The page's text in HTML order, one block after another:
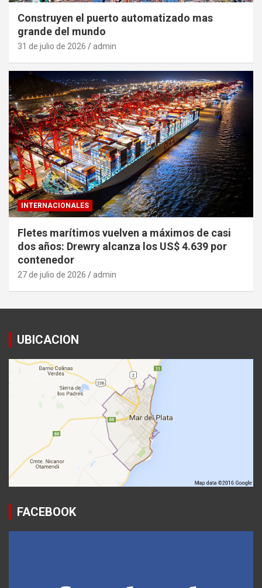
Construyen el puerto automatizado mas
grande del mundo
31 de julio de 2026 admin
INTERNACIONALES
Fletes marítimos vuelven a máximos de casi
dos años: Drewry alcanza los US$ 4.639 por
contenedor
27 de julio de 2026 admin
UBICACION
FACEBOOK